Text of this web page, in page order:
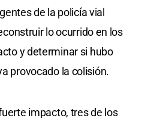
de la policía vial
lo ocurrido en los
y determinar si hubo
provocado la colisión.
impacto, tres de los